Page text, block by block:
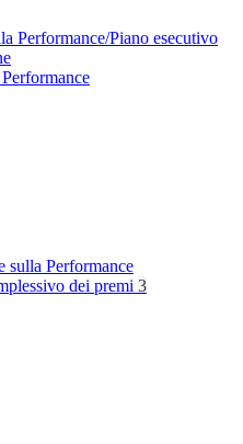
Performance/Piano esecutivo
sulla Performance
dei premi 3